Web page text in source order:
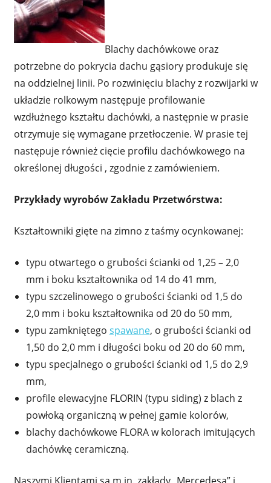
Blachy dachówkowe oraz
potrzebne do pokrycia dachu gąsiory produkuje się
na oddzielnej linii. Po rozwinięciu blachy z rozwijarki w
układzie rolkowym następuje profilowanie
wzdłużnego kształtu dachówki, a następnie w prasie
otrzymuje się wymagane przetłoczenie. W prasie tej
następuje również cięcie profilu dachówkowego na
określonej długości , zgodnie z zamówieniem.
Przykłady wyrobów Zakładu Przetwórstwa:
Kształtowniki gięte na zimno z taśmy ocynkowanej:
typu otwartego o grubości ścianki od 1,25 – 2,0
mm i boku kształtownika od 14 do 41 mm,
typu szczelinowego o grubości ścianki od 1,5 do
2,0 mm i boku kształtownika od 20 do 50 mm,
typu zamkniętego spawane, o grubości ścianki od
1,50 do 2,0 mm i długości boku od 20 do 60 mm,
typu specjalnego o grubości ścianki od 1,5 do 2,9
mm,
profile elewacyjne FLORIN (typu siding) z blach z
powłoką organiczną w pełnej gamie kolorów,
blachy dachówkowe FLORA w kolorach imitujących
dachówkę ceramiczną.